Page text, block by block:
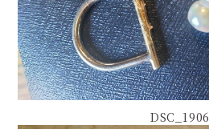
DSC_1906